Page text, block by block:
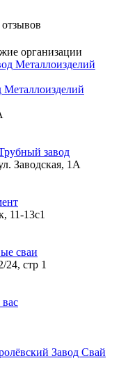
организации
Металлоизделий
завод
Заводская, 1А
11-13с1
сваи
стр 1
Завод Свай